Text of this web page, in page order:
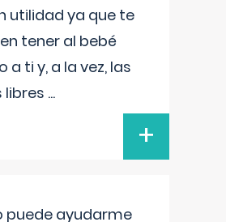
utilidad ya que te
tener al bebé
a ti y, a la vez, las
libres ...
+
puede ayudarme